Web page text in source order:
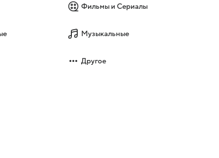
Фильмы и Сериалы
Музыкальные
Другое